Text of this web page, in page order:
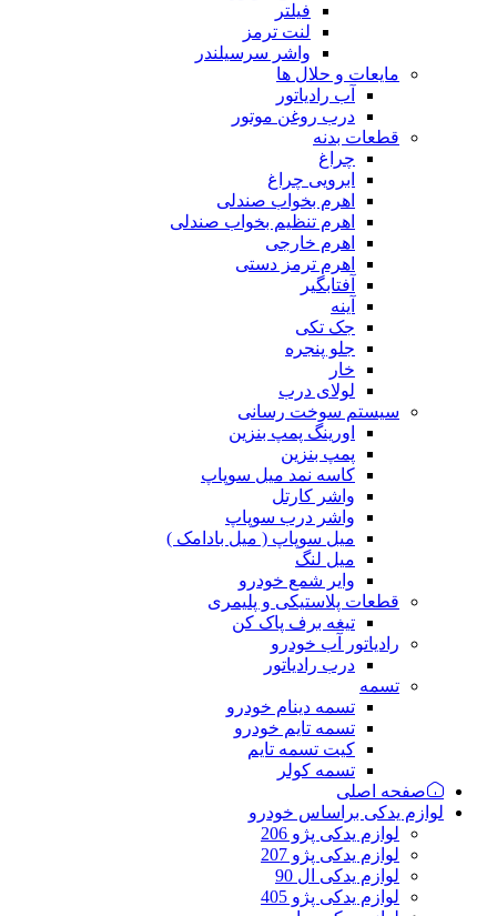
فیلتر
لنت ترمز
واشر سرسیلندر
مایعات و حلال ها
آب رادیاتور
درب روغن موتور
قطعات بدنه
چراغ
ابرویی چراغ
اهرم بخواب صندلی
اهرم تنظیم بخواب صندلی
اهرم خارجی
اهرم ترمز دستی
آفتابگیر
آینه
جک تکی
جلو پنجره
خار
لولای درب
سیستم سوخت رسانی
اورینگ پمپ بنزین
پمپ بنزین
کاسه نمد میل سوپاپ
واشر کارتل
واشر درب سوپاپ
میل سوپاپ ( میل بادامک )
میل لنگ
وایر شمع خودرو
قطعات پلاستیکی و پلیمری
تیغه برف پاک کن
رادیاتور آب خودرو
درب رادیاتور
تسمه
تسمه دینام خودرو
تسمه تایم خودرو
کیت تسمه تایم
تسمه کولر
صفحه اصلی
لوازم یدکی براساس خودرو
لوازم یدکی پژو 206
لوازم یدکی پژو 207
لوازم یدکی ال 90
لوازم یدکی پژو 405